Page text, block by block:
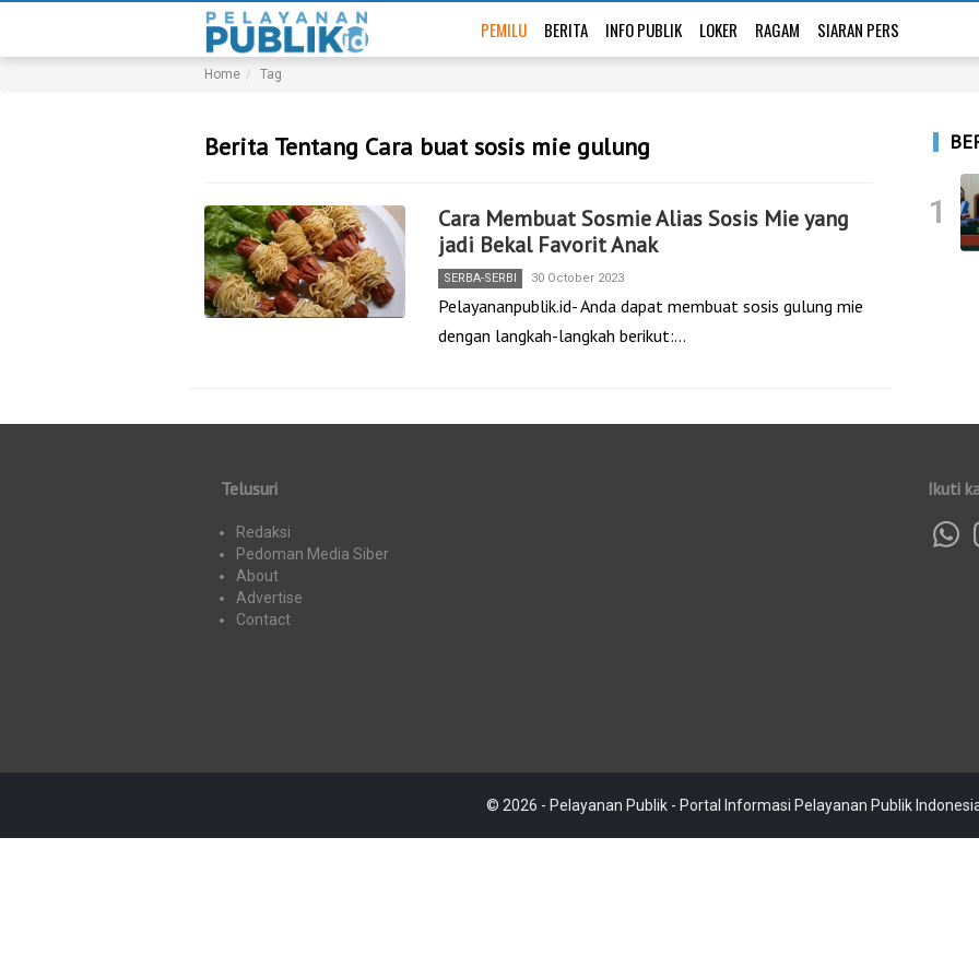
PEMILU BERITA INFO PUBLIK LOKER RAGAM SIARAN PERS
Home Tag
Berita Tentang Cara buat sosis mie gulung
Cara Membuat Sosmie Alias Sosis Mie yang
jadi Bekal Favorit Anak
SERBA-SERBI 30 October 2023
Pelayananpublik.id- Anda dapat membuat sosis gulung mie
dengan langkah-langkah berikut:…
1
Telusuri
Redaksi
Pedoman Media Siber
About
Advertise
Contact
Ikuti
© 2026 - Pelayanan Publik - Portal Informasi Pelayanan Publik